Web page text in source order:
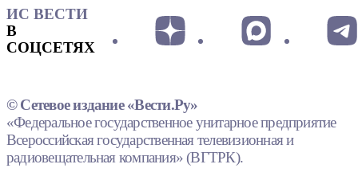
ИС ВЕСТИ
В
СОЦСЕТЯХ
© Сетевое издание «Вести.Ру»
«Федеральное государственное унитарное предприятие
Всероссийская государственная телевизионная и
радиовещательная компания» (ВГТРК).